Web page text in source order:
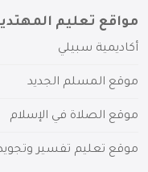
مواقع تعليم
أكاديمية سبيلي
موقع المسلم الجديد
موقع الصلاة في الإسلام
موقع تعليم تفسير وتجويد